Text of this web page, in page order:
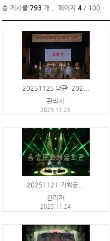
총 게시물 793 개 페이지4 / 100
20251125 대관_202...
관리자
2025.11.26
20251121 기획공...
관리자
2025.11.24